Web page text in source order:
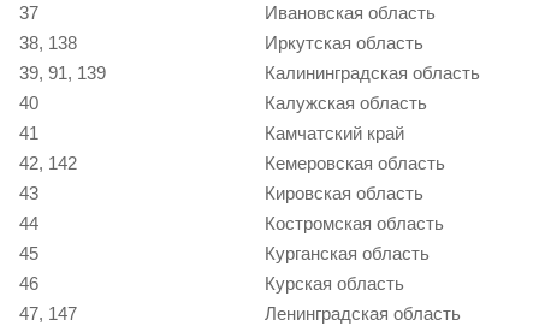
37
Ивановская область
38, 138
Иркутская область
39, 91, 139
Калининградская область
40
Калужская область
41
Камчатский край
42, 142
Кемеровская область
43
Кировская область
44
Костромская область
45
Курганская область
46
Курская область
47, 147
Ленинградская область